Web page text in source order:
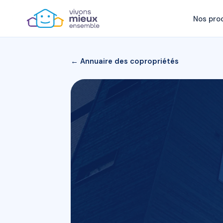
Nos
← Annuaire des copropriétés